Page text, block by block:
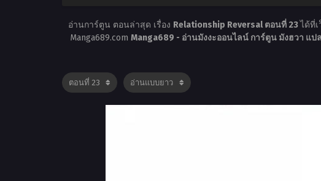
อ่านการ์ตูน ตอนล่าสุด เรื่อง Relationship Reversal ตอนที่ 23ได้ที่เ
Manga689.com Manga689 - อ่านมังงะออนไลน์ การ์ตูน มังฮวา แป